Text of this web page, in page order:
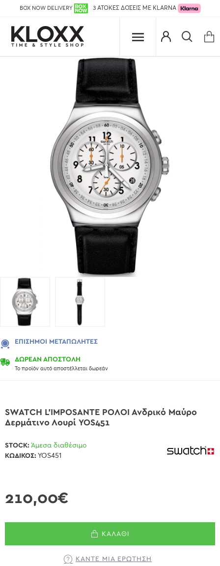
BOX NOW DELIVERY 3 ΑΤΟΚΕΣ ΔΟΣΕΙΣ ΜΕ KLARNA
ΔΩΡΕΑΝ ΑΠΟΣΤΟΛΗ
Το προϊόν αυτό αποστέλλεται δωρεάν
ΕΠΊΣΗΜΟΙ ΜΕΤΑΠΩΛΗΤΈΣ
SWATCH L'IMPOSANTE ΡΟΛΟΙ Ανδρικό Μαύρο
Δερμάτινο Λουρί YOS451
210,00€
STOCK: Άμεσα διαθέσιμο
ΚΩΔΙΚΌΣ: YOS451
ΚΑΛΆΘΙ
ΚΆΝΤΕ ΜΊΑ ΕΡΏΤΗΣΗ